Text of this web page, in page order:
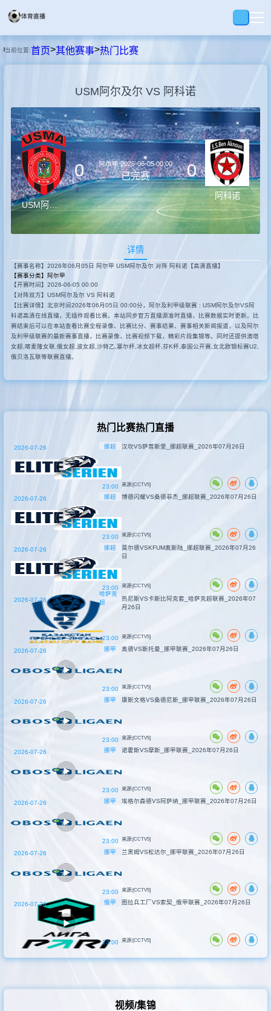
首页
足球
篮球
录播
集锦
速报
当前位置:首页>其他赛事>热门比赛
USM阿尔及尔 VS 阿科诺
USM阿尔及尔
0 阿尔甲2026-06-05 00:00
已完赛 0
阿科诺
详情
【赛事名称】2026年06月05日 阿尔甲 USM阿尔及尔 对阵 阿科诺【高清直播】
【赛事分类】 阿尔甲
【开赛时间】2026-06-05 00:00
【对阵双方】USM阿尔及尔 VS 阿科诺
【比赛详情】北京时间2026年06月05日 00:00分，阿尔及利甲级联赛 : USM阿尔及尔VS阿
科诺高清在线直播，无插件观看比赛。本站同步官方直播源准时直播，比赛数据实时更新。比
赛结束后可以在本站查看比赛全程录像、比赛比分、赛事结果、赛事相关新闻报道，以及阿尔
及利甲级联赛的最新赛事直播，比赛录像，比赛视频下载，精彩片段集锦等。同时还提供澳塔
女超,喀麦隆女联,俄女超,波女超,沙特乙,塞尔杯,冰女超杯,芬K杯,泰国公开赛,女北欧锦标赛U2,
俄贝洛瓦联等联赛直播。
热门比赛热门直播
挪超
23:00
2026-07-26 汉坎VS萨普斯堡_挪超联赛_2026年07月26日
来源:[CCTV5]
挪超
23:00
2026-07-26 博德闪耀VS桑德菲杰_挪超联赛_2026年07月26日
来源:[CCTV5]
挪超
23:00
2026-07-26
莫尔德VSKFUM奥斯陆_挪超联赛_2026年07月26
日
来源:[CCTV5]
哈萨克
超
23:00
2026-07-26
热尼斯VS卡斯比阿克套_哈萨克超联赛_2026年07
月26日
来源:[CCTV5]
挪甲
23:00
2026-07-26 奥德VS斯托曼_挪甲联赛_2026年07月26日
来源:[CCTV5]
挪甲
23:00
2026-07-26 康斯文格VS桑德尼斯_挪甲联赛_2026年07月26日
来源:[CCTV5]
挪甲
23:00
2026-07-26 诺霍斯VS摩斯_挪甲联赛_2026年07月26日
来源:[CCTV5]
挪甲
23:00
2026-07-26 埃格尔森德VS阿萨纳_挪甲联赛_2026年07月26日
来源:[CCTV5]
挪甲
23:00
2026-07-26 兰黑姆VS松达尔_挪甲联赛_2026年07月26日
来源:[CCTV5]
俄甲
23:00
2026-07-26 图拉兵工厂VS索契_俄甲联赛_2026年07月26日
来源:[CCTV5]
视频/集锦